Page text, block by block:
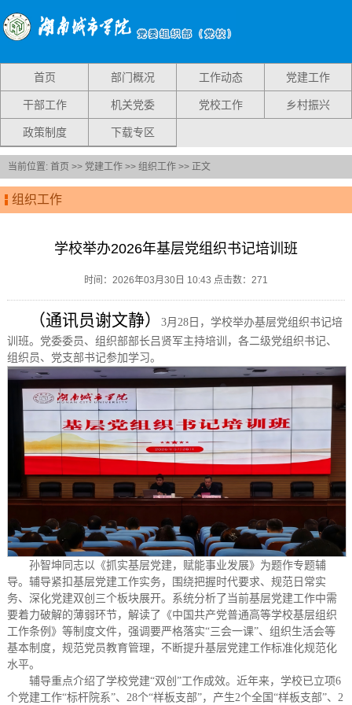
首页 部门概况 工作动态 党建工作
干部工作 机关党委 党校工作 乡村振兴
政策制度 下载专区
当前位置: 首页 >> 党建工作 >> 组织工作 >> 正文
组织工作
学校举办2026年基层党组织书记培训班
时间：2026年03月30日 10:43 点击数： 271
（通讯员谢文静） 3月 28日，学校举办基层党组织书记培
训班。党委委员、组织部部长吕贤军主持培训，各二级党组织书记、
组织员、党支部书记参加学习。
孙智坤同志以《抓实基层党建，赋能事业发展》为题作专题辅
导。辅导紧扣基层党建工作实务，围绕把握时代要求、规范日常实
务、深化党建双创三个板块展开。系统分析了当前基层党建工作中需
要着力破解的薄弱环节，解读了《中国共产党普通高等学校基层组织
工作条例》等制度文件，强调要严格落实“三会一课”、组织生活会等
基本制度，规范党员教育管理，不断提升基层党建工作标准化规范化
水平。
辅导重点介绍了学校党建“双创”工作成效。近年来，学校已立项6
个党建工作“标杆院系”、 28个“样板支部”，产生2个全国“样板支部”、 2